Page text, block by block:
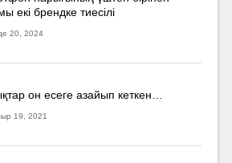
екі брендке тиесілі
20, 2024
он есеге азайып кеткен…
19, 2021